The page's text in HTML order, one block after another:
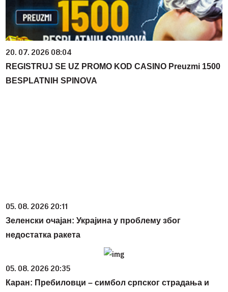
20. 07. 2026 08:04
REGISTRUJ SE UZ PROMO KOD CASINO Preuzmi 1500
BESPLATNIH SPINOVA
05. 08. 2026 20:11
Зеленски очајан: Украјина у проблему због
недостатка ракета
05. 08. 2026 20:35
Каран: Пребиловци – симбол српског страдања и